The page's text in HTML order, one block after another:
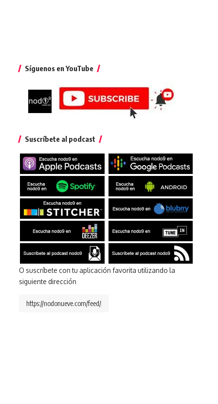
Síguenos en YouTube
Suscríbete al podcast
O suscríbete con tu aplicación favorita utilizando la
siguiente dirección